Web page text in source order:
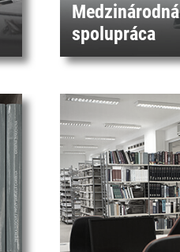
Medzinárodná
spolupráca